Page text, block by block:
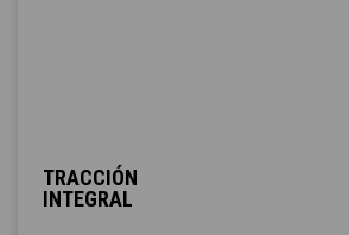
TRACCIÓN
INTEGRAL